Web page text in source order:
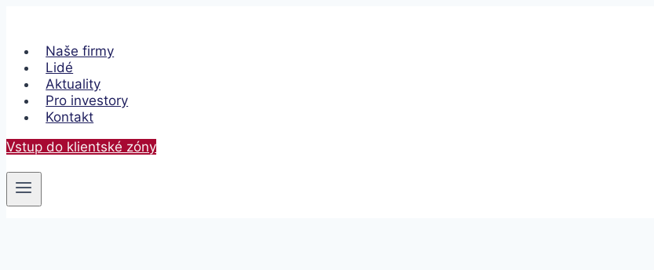
obsah Naše firmy
Lidé
Aktuality
Pro investory
Kontakt
Vstup do klientské zóny